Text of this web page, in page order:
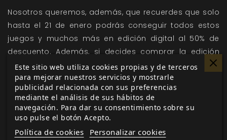
Nosotros queremos, además, que recuerdes que solo
hasta el 21 de enero podrás conseguir todos estos
juegos y muchos más en edición digital al 50% de
descuento. Además, si decides comprar la edición
física a través de nuestra web te descontaremos lo
pagado por el PDF el precio final. Y, si tus compras de
manuales físicos son desde dentro de la península
española ¡Gastos de envío gratis! Prepara tus dados
para trepar por la cuesta de enero con #MuchoRol
Este sitio web utiliza cookies propias y de terceros
para mejorar nuestros servicios y mostrarle
publicidad relacionada con sus preferencias
mediante el análisis de sus hábitos de
navegación. Para dar su consentimiento sobre su
uso pulse el botón Acepto.
Política de cookies Personalizar cookies